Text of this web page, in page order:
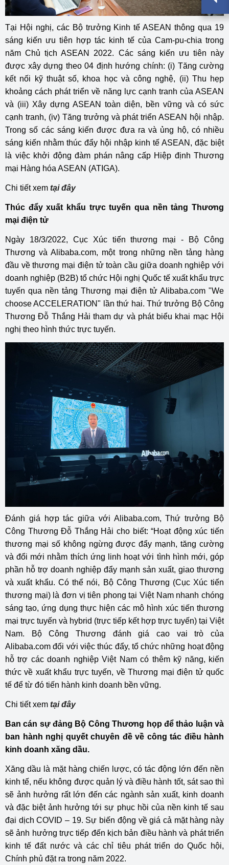
Tại Hội nghị, các Bộ trưởng Kinh tế ASEAN thông qua 19
sáng kiến ưu tiên hợp tác kinh tế của Cam-pu-chia trong
năm Chủ tịch ASEAN 2022. Các sáng kiến ưu tiên này
được xây dựng theo 04 định hướng chính: (i) Tăng cường
kết nối kỹ thuật số, khoa học và công nghệ, (ii) Thu hẹp
khoảng cách phát triển về năng lực cạnh tranh của ASEAN
và (iii) Xây dựng ASEAN toàn diện, bền vững và có sức
cạnh tranh, (iv) Tăng trưởng và phát triển ASEAN hội nhập.
Trong số các sáng kiến được đưa ra và ủng hộ, có nhiều
sáng kiến nhằm thúc đẩy hội nhập kinh tế ASEAN, đặc biệt
là việc khởi động đàm phán nâng cấp Hiệp định Thương
mại Hàng hóa ASEAN (ATIGA).
Chi tiết xem tại đây
Thúc đẩy xuất khẩu trực tuyến qua nền tảng Thương
mại điện tử
Ngày 18/3/2022, Cục Xúc tiến thương mại - Bộ Công
Thương và Alibaba.com, một trong những nền tảng hàng
đầu về thương mại điện tử toàn cầu giữa doanh nghiệp với
doanh nghiệp (B2B) tổ chức Hội nghị Quốc tế xuất khẩu trực
tuyến qua nền tảng Thương mại điện tử Alibaba.com "We
choose ACCELERATION" lần thứ hai. Thứ trưởng Bộ Công
Thương Đỗ Thắng Hải tham dự và phát biểu khai mạc Hội
nghị theo hình thức trực tuyến.
Đánh giá hợp tác giữa với Alibaba.com, Thứ trưởng Bộ
Công Thương Đỗ Thắng Hải cho biết: “Hoạt động xúc tiến
thương mại số không ngừng được đẩy mạnh, tăng cường
và đổi mới nhằm thích ứng linh hoạt với tình hình mới, góp
phần hỗ trợ doanh nghiệp đẩy mạnh sản xuất, giao thương
và xuất khẩu. Có thể nói, Bộ Công Thương (Cục Xúc tiến
thương mại) là đơn vị tiên phong tại Việt Nam nhanh chóng
sáng tạo, ứng dụng thực hiện các mô hình xúc tiến thương
mại trực tuyến và hybrid (trực tiếp kết hợp trực tuyến) tại Việt
Nam. Bộ Công Thương đánh giá cao vai trò của
Alibaba.com đối với việc thúc đẩy, tổ chức những hoạt động
hỗ trợ các doanh nghiệp Việt Nam có thêm kỹ năng, kiến
thức về xuất khẩu trực tuyến, về Thương mại điện tử quốc
tế để từ đó tiến hành kinh doanh bền vững.
Chi tiết xem tại đây
Ban cán sự đảng Bộ Công Thương họp để thảo luận và
ban hành nghị quyết chuyên đề về công tác điều hành
kinh doanh xăng dầu.
Xăng dầu là mặt hàng chiến lược, có tác động lớn đến nền
kinh tế, nếu không được quản lý và điều hành tốt, sát sao thì
sẽ ảnh hưởng rất lớn đến các ngành sản xuất, kinh doanh
và đặc biệt ảnh hưởng tới sự phục hồi của nền kinh tế sau
đại dịch COVID – 19. Sự biến động về giá cả mặt hàng này
sẽ ảnh hưởng trực tiếp đến kịch bản điều hành và phát triển
kinh tế đất nước và các chỉ tiêu phát triển do Quốc hội,
Chính phủ đặt ra trong năm 2022.